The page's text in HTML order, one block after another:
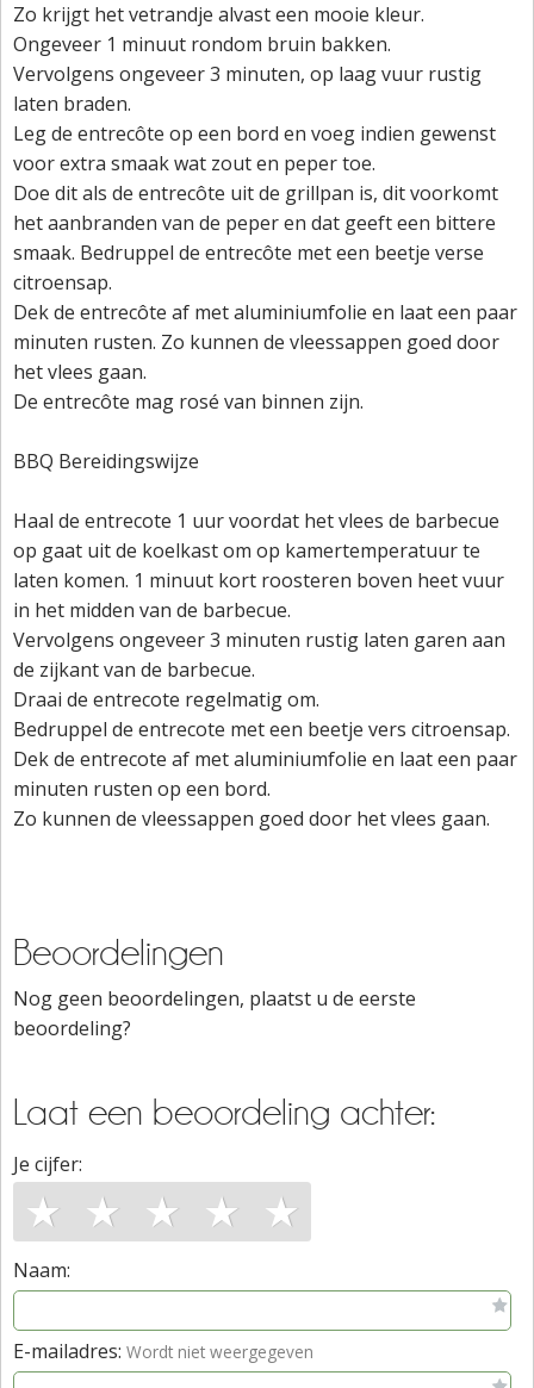
Zo krijgt het vetrandje alvast een mooie kleur.
Ongeveer 1 minuut rondom bruin bakken.
Vervolgens ongeveer 3 minuten, op laag vuur rustig
laten braden.
Leg de entrecôte op een bord en voeg indien gewenst
voor extra smaak wat zout en peper toe.
Doe dit als de entrecôte uit de grillpan is, dit voorkomt
het aanbranden van de peper en dat geeft een bittere
smaak. Bedruppel de entrecôte met een beetje verse
citroensap.
Dek de entrecôte af met aluminiumfolie en laat een paar
minuten rusten. Zo kunnen de vleessappen goed door
het vlees gaan.
De entrecôte mag rosé van binnen zijn.
BBQ Bereidingswijze
Haal de entrecote 1 uur voordat het vlees de barbecue
op gaat uit de koelkast om op kamertemperatuur te
laten komen. 1 minuut kort roosteren boven heet vuur
in het midden van de barbecue.
Vervolgens ongeveer 3 minuten rustig laten garen aan
de zijkant van de barbecue.
Draai de entrecote regelmatig om.
Bedruppel de entrecote met een beetje vers citroensap.
Dek de entrecote af met aluminiumfolie en laat een paar
minuten rusten op een bord.
Zo kunnen de vleessappen goed door het vlees gaan.
Beoordelingen
Nog geen beoordelingen, plaatst u de eerste
beoordeling?
Laat een beoordeling achter:
Je cijfer:
★ ★ ★ ★ ★
Naam:
E-mailadres: Wordt niet weergegeven